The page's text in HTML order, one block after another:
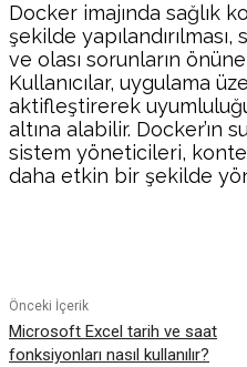
Docker imajında sağlık
şekilde yapılandırılması,
ve olası sorunların
Kullanıcılar, uygulama
aktifleştirerek
altına alabilir. Docker’ın
sistem yöneticileri,
daha etkin bir şekilde
Önceki İçerik
Microsoft Excel tarih ve saat
fonksiyonları nasıl kullanılır?